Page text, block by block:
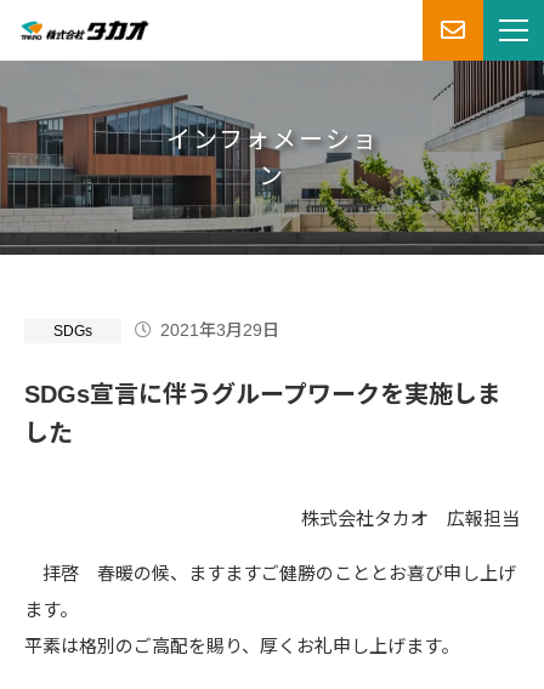
インフォメーショ
ン
SDGs 2021年3月29日
SDGs宣言に伴うグループワークを実施しま
した
株式会社タカオ 広報担当
拝啓 春暖の候、ますますご健勝のこととお喜び申し上げ
ます。
平素は格別のご高配を賜り、厚くお礼申し上げます。